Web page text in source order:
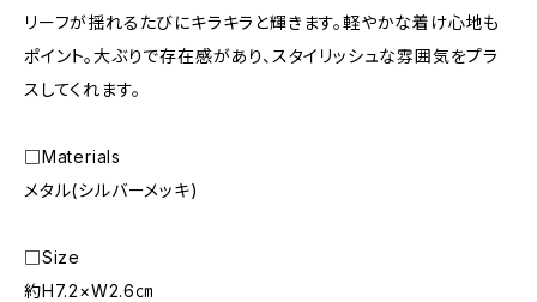
リーフが揺れるたびにキラキラと輝きます。軽やかな着け心地も
ポイント。大ぶりで存在感があり、スタイリッシュな雰囲気をプラ
スしてくれます。
□Materials
メタル(シルバーメッキ)
□Size
約H7.2×W2.6㎝